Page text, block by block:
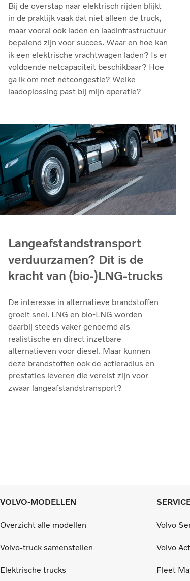
Bij de overstap naar elektrisch rijden blijkt
in de praktijk vaak dat niet alleen de truck,
maar vooral ook laden en laadinfrastructuur
bepalend zijn voor succes. Waar en hoe kan
ik een elektrische vrachtwagen laden? Is er
voldoende netcapaciteit beschikbaar? Hoe
ga ik om met netcongestie? Welke
laadoplossing past bij mijn operatie?
Langeafstandstransport
verduurzamen? Dit is de
kracht van (bio-)LNG-trucks
De interesse in alternatieve brandstoffen
groeit snel. LNG en bio‑LNG worden
daarbij steeds vaker genoemd als
realistische en direct inzetbare
alternatieven voor diesel. Maar kunnen
deze brandstoffen ook de actieradius en
prestaties leveren die vereist zijn voor
zwaar langeafstandstransport?
VOLVO-MODELLEN
Overzicht alle modellen
Volvo-truck samenstellen
Elektrische trucks
Volvo
Volvo
Fleet